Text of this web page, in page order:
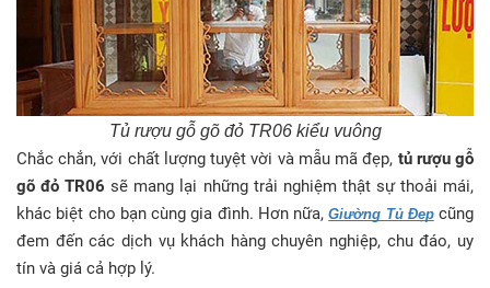
Tủ rượu gỗ gõ đỏ TR06 kiểu vuông
Chắc chắn, với chất lượng tuyệt vời và mẫu mã đẹp, tủ rượu gỗ
gõ đỏ TR06 sẽ mang lại những trải nghiệm thật sự thoải mái,
khác biệt cho bạn cùng gia đình. Hơn nữa,Giường Tủ Đẹpcũng
đem đến các dịch vụ khách hàng chuyên nghiệp, chu đáo, uy
tín và giá cả hợp lý.